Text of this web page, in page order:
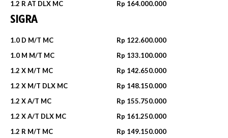
1.2 R AT DLX MC
Rp 164.000.000
SIGRA
1.0 D M/T MC
Rp 122.600.000
1.0 M M/T MC
Rp 133.100.000
1.2 X M/T MC
Rp 142.650.000
1.2 X M/T DLX MC
Rp 148.150.000
1.2 X A/T MC
Rp 155.750.000
1.2 X A/T DLX MC
Rp 161.250.000
1.2 R M/T MC
Rp 149.150.000